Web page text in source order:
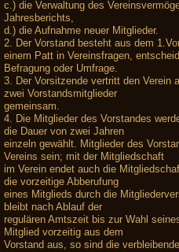
c.) die Verwaltung des
Jahresberichts,
d.) die Aufnahme neuer Mitglieder.
2. Der Vorstand besteht aus dem
einem Patt in Vereinsfragen,
Befragung oder Umfrage.
3. Der Vorsitzende vertritt den Verein
zwei Vorstandsmitglieder
gemeinsam.
4. Die Mitglieder des Vorstandes
die Dauer von zwei Jahren
einzeln gewählt. Mitglieder des
Vereins sein; mit der Mitgliedschaft
im Verein endet auch die
die vorzeitige Abberufung
eines Mitglieds durch die
bleibt nach Ablauf der
regulären Amtszeit bis zur Wahl
Mitglied vorzeitig aus dem
Vorstand aus, so sind die